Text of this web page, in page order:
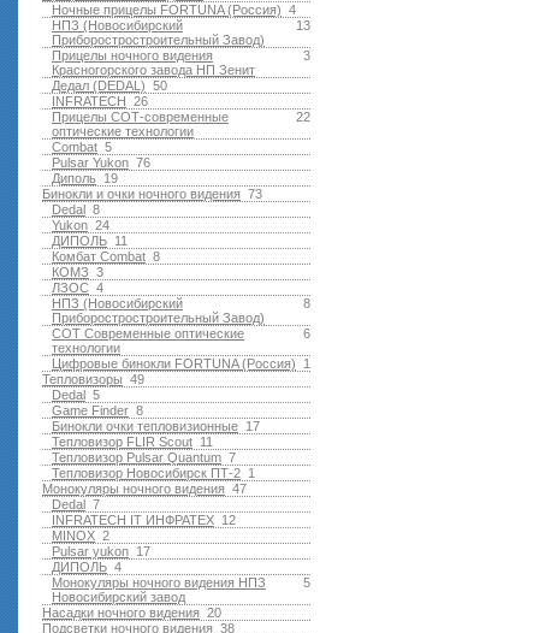
4
Ночные прицелы FORTUNA (Россия)
13
НПЗ (Новосибирский
Приборостростроительный Завод)
3
Прицелы ночного видения
Красногорского завода НП Зенит
50
Дедал (DEDAL)
26
INFRATECH
22
Прицелы СОТ-современные
оптические технологии
5
Combat
76
Pulsar Yukon
19
Диполь
73
Бинокли и очки ночного видения
8
Dedal
24
Yukon
11
ДИПОЛЬ
8
Комбат Combat
3
КОМЗ
4
ЛЗОС
8
НПЗ (Новосибирский
Приборостростроительный Завод)
6
СОТ Современные оптические
технологии
1
Цифровые бинокли FORTUNA (Россия)
49
Тепловизоры
5
Dedal
8
Game Finder
17
Бинокли очки тепловизионные
11
Тепловизор FLIR Scout
7
Тепловизор Pulsar Quantum
1
Тепловизор Новосибирск ПТ-2
47
Монокуляры ночного видения
7
Dedal
12
INFRATECH IT ИНФРАТЕХ
2
MINOX
17
Pulsar yukon
4
ДИПОЛЬ
5
Монокуляры ночного видения НПЗ
Новосибирский завод
20
Насадки ночного видения
38
Подсветки ночного видения